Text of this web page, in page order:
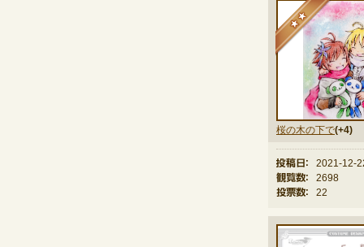
桜の木の下で(+4)
★★
投稿日：
2021-12-
観覧数：
2698
投票数：
22